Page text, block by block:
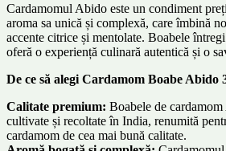
Cardamomul Abido este un condiment
aroma sa unică și complexă, care îmbină
accente citrice și mentolate. Boabele
oferă o experiență culinară autentică și o
De ce să alegi Cardamom Boabe Abido
Calitate premium: Boabele de
cultivate și recoltate în India, renumită
cardamom de cea mai bună calitate.